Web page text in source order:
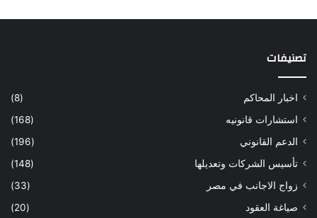
تصنيفات
اخبار المحاكم
(8)
استشارات قانونيه
(168)
الدعم القانوني
(196)
تأسيس الشركات وتعديلها
(148)
زواج الاجانب في مصر
(33)
صياغة العقود
(20)